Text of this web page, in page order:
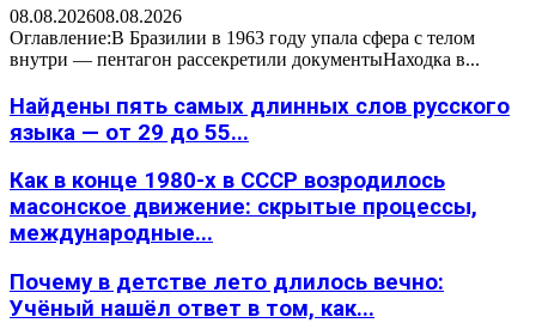
08.08.202608.08.2026
Оглавление:В Бразилии в 1963 году упала сфера с телом
внутри — пентагон рассекретили документыНаходка в...
Найдены пять самых длинных слов русского
языка — от 29 до 55...
Как в конце 1980-х в СССР возродилось
масонское движение: скрытые процессы,
международные...
Почему в детстве лето длилось вечно:
Учёный нашёл ответ в том, как...